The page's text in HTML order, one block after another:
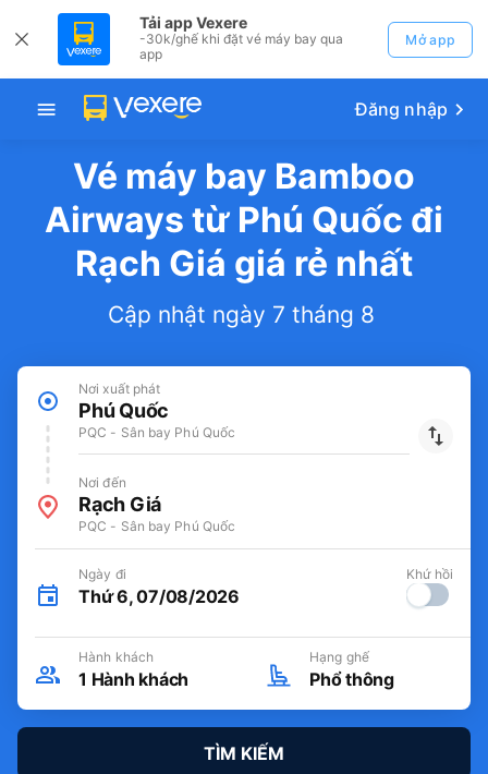
Tải app Vexere
-30k/ghế khi đặt vé máy bay qua
app
Mở app
Đăng nhập
Vé máy bay Bamboo
Airways từ Phú Quốc đi
Rạch Giá giá rẻ nhất
Cập nhật ngày 7 tháng 8
Nơi xuất phát
Phú Quốc
PQC - Sân bay Phú Quốc
Nơi đến
Rạch Giá
PQC - Sân bay Phú Quốc
Ngày đi
Thứ 6, 07/08/2026
Khứ hồi
Hành khách
1 Hành khách
Hạng ghế
Phổ thông
TÌM KIẾM